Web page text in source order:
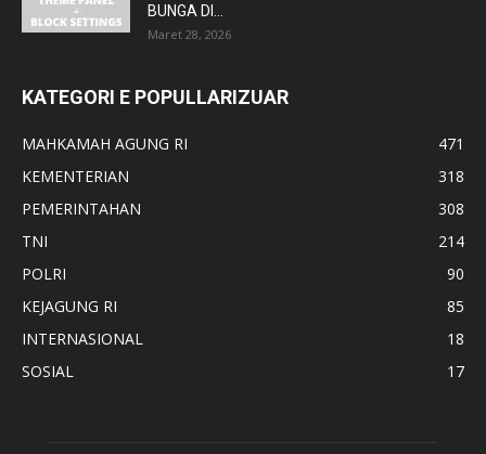
BUNGA DI...
Maret 28, 2026
KATEGORI E POPULLARIZUAR
MAHKAMAH AGUNG RI
471
KEMENTERIAN
318
PEMERINTAHAN
308
TNI
214
POLRI
90
KEJAGUNG RI
85
INTERNASIONAL
18
SOSIAL
17